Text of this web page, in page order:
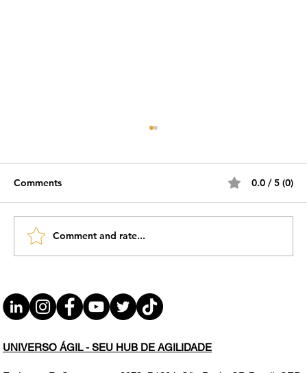
MULHERES ÁGEIS 2025 AGILE WOMEN
Comments 0.0 / 5 (0)
Comment and rate...
UNIVERSO ÁGIL - SEU HUB DE AGILIDADE